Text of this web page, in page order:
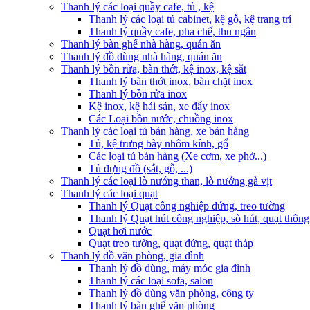
Thanh lý các loại quầy cafe, tủ , kệ
Thanh lý các loại tủ cabinet, kệ gỗ, kệ trang trí
Thanh lý quầy cafe, pha chế, thu ngân
Thanh lý bàn ghế nhà hàng, quán ăn
Thanh lý đồ dùng nhà hàng, quán ăn
Thanh lý bồn rửa, bàn thớt, kệ inox, kệ sắt
Thanh lý bàn thớt inox, bàn chặt inox
Thanh lý bồn rửa inox
Kệ inox, kệ hải sản, xe đẩy inox
Các Loại bồn nước, chuồng inox
Thanh lý các loại tủ bán hàng, xe bán hàng
Tủ, kệ trưng bày nhôm kính, gổ
Các loại tủ bán hàng (Xe cơm, xe phở...)
Tủ đựng đồ (sắt, gỗ, ...)
Thanh lý các loại lò nướng than, lò nướng gà vịt
Thanh lý các loại quạt
Thanh lý Quạt công nghiệp đứng, treo tường
Thanh lý Quạt hút công nghiệp, sò hút, quạt
Quạt hơi nước
Quạt treo tường, quạt đứng, quạt tháp
Thanh lý đồ văn phòng, gia đình
Thanh lý đồ dùng, máy móc gia đình
Thanh lý các loại sofa, salon
Thanh lý đồ dùng văn phòng, công ty
Thanh lý bàn ghế văn phòng